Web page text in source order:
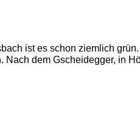
ist es schon ziemlich
Nach dem Gscheidegger, in